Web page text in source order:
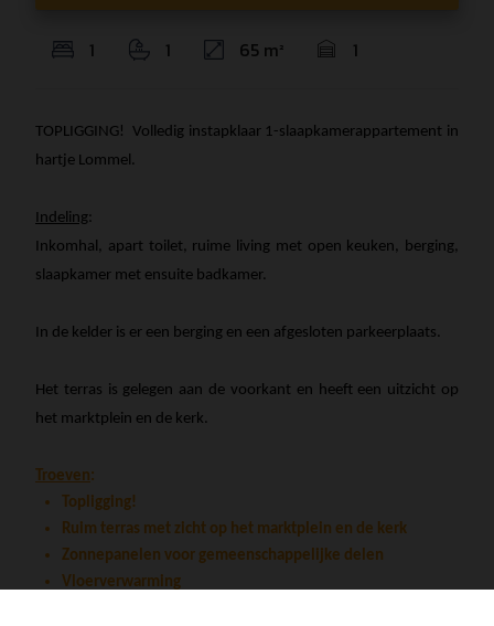
1 1 65 m² 1
TOPLIGGING! Volledig instapklaar 1-slaapkamerappartement in
hartje Lommel.
Indeling:
Inkomhal, apart toilet, ruime living met open keuken, berging,
slaapkamer met ensuite badkamer.
In de kelder is er een berging en een afgesloten parkeerplaats.
Het terras is gelegen aan de voorkant en heeft een uitzicht op
het marktplein en de kerk.
Troeven:
Topligging!
Ruim terras met zicht op het marktplein en de kerk
Zonnepanelen voor gemeenschappelijke delen
Vloerverwarming